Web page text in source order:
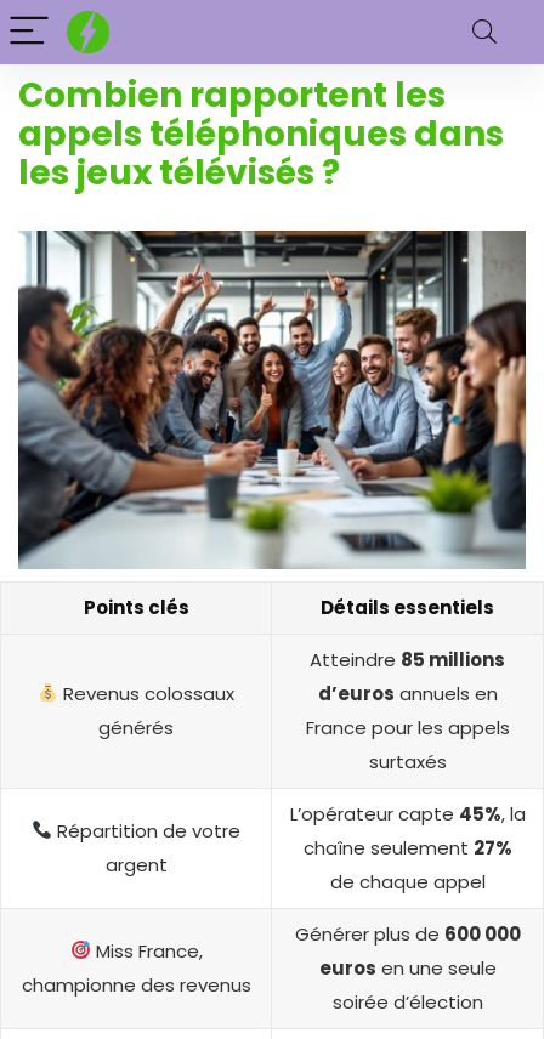
Combien rapportent les
appels téléphoniques dans
les jeux télévisés ?
Points clés Détails essentiels
Revenus colossaux
générés
Atteindre 85 millions
d’euros annuels en
France pour les appels
surtaxés
Répartition de votre
argent
L’opérateur capte 45%, la
chaîne seulement 27%
de chaque appel
Miss France,
championne des revenus
Générer plus de 600 000
euros en une seule
soirée d’élection